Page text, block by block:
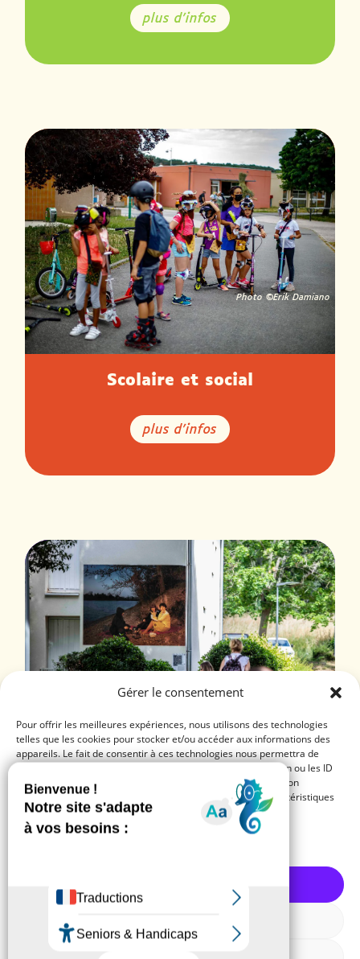
Gérer le consentement
Pour offrir les meilleures expériences, nous utilisons des technologies
telles que les cookies pour stocker et/ou accéder aux informations des
appareils. Le fait de consentir à ces technologies nous permettra de
traiter des données telles que le comportement de navigation ou les ID
uniques sur ce site. Le fait de ne pas consentir ou de retirer son
consentement peut avoir un effet négatif sur certaines caractéristiques
et fonctions.
plus d'infos
Scolaire et social
plus d'infos
Photo ©Erik Damiano
Projets de territoire